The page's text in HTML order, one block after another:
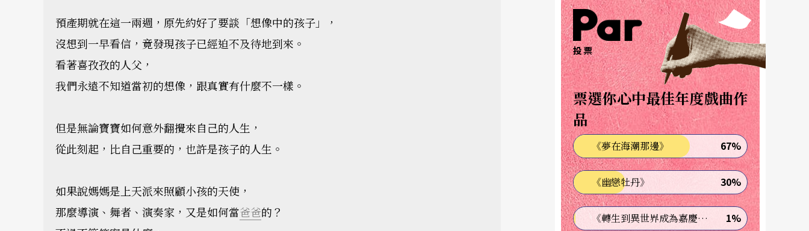
預產期就在這一兩週，原先約好了要談「想像中的孩子」，
沒想到一早看信，竟發現孩子已經迫不及待地到來。
看著喜孜孜的人父，
我們永遠不知道當初的想像，跟真實有什麼不一樣。
但是無論寶寶如何意外翻攪來自己的人生，
從此刻起，比自己重要的，也許是孩子的人生。
如果說媽媽是上天派來照顧小孩的天使，
那麼導演、舞者、演奏家，又是如何當爸爸的？
投票
票選你心中最佳年度戲曲作
品
《夢在海潮那邊》 67%
《幽戀牡丹》 30%
《轉生到異世界成為嘉慶君—發現我的祖先是詐騙集團!?》 1%